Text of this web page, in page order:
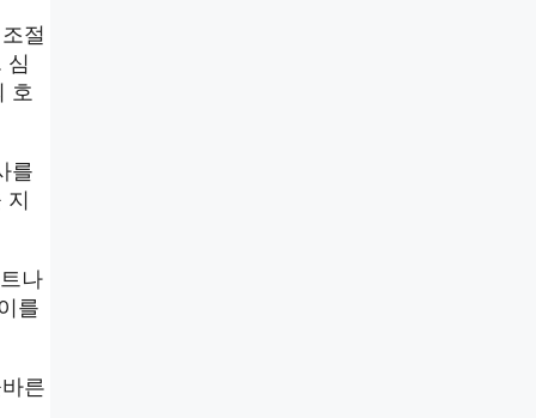
절
심
호
를
나
를
른